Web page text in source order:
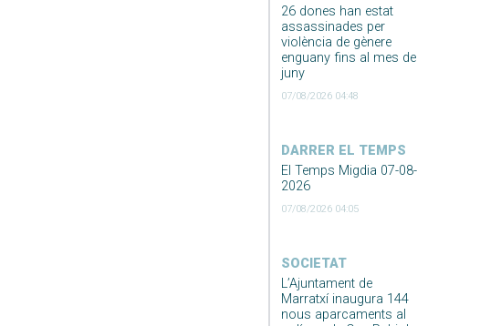
26 dones han estat
assassinades per
violència de gènere
enguany fins al mes de
juny
07/08/2026 04:48
DARRER EL TEMPS
El Temps Migdia 07-08-
2026
07/08/2026 04:05
SOCIETAT
L’Ajuntament de
Marratxí inaugura 144
nous aparcaments al